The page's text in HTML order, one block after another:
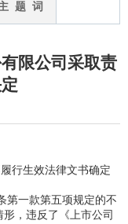
题 词
限公司采取责
行生效法律文书确定
第一款第五项规定的不
，违反了《上市公司